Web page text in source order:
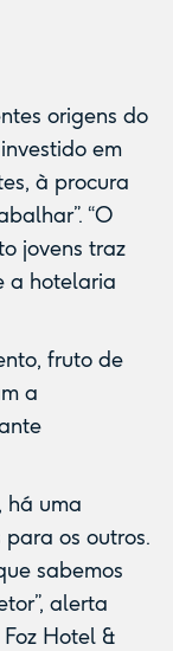
origens do
em
à procura
“O
jovens traz
a hotelaria
fruto de
a
há uma
os outros.
sabemos
alerta
Hotel &